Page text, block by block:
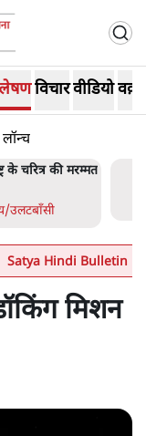
विचारवीडियो
के चरित्र की मरम्मत
उलटबाँसी
Satya Hindi Bulletin
मिशन